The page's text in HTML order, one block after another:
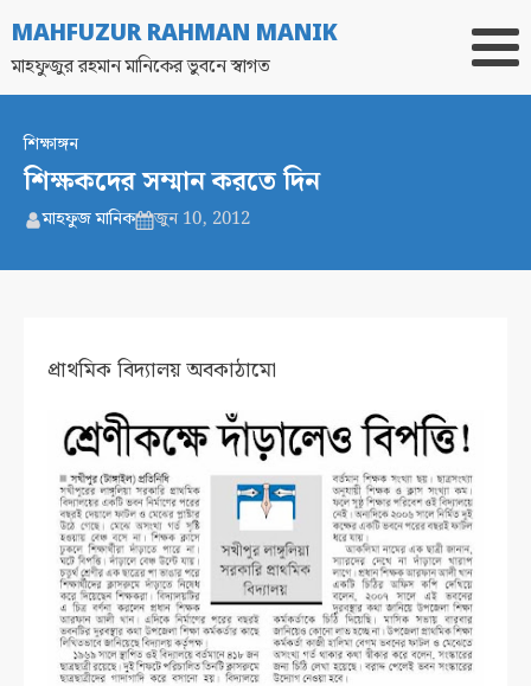
MAHFUZUR RAHMAN MANIK
মাহফুজুর রহমান মানিকের ভুবনে স্বাগত
শিক্ষাঙ্গন
শিক্ষকদের সম্মান করতে দিন
মাহফুজ মানিক জুন 10, 2012
প্রাথমিক বিদ্যালয় অবকাঠামো